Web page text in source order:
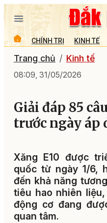
CHÍNH TRỊ KINH TẾ
Trang chủ Kinh tế
08:09, 31/05/2026
Giải đáp 85
trước ngày áp
Xăng E10 được
quốc từ ngày 1/6,
đến khả năng
tiêu hao nhiên
động cơ đang
quan tâm.